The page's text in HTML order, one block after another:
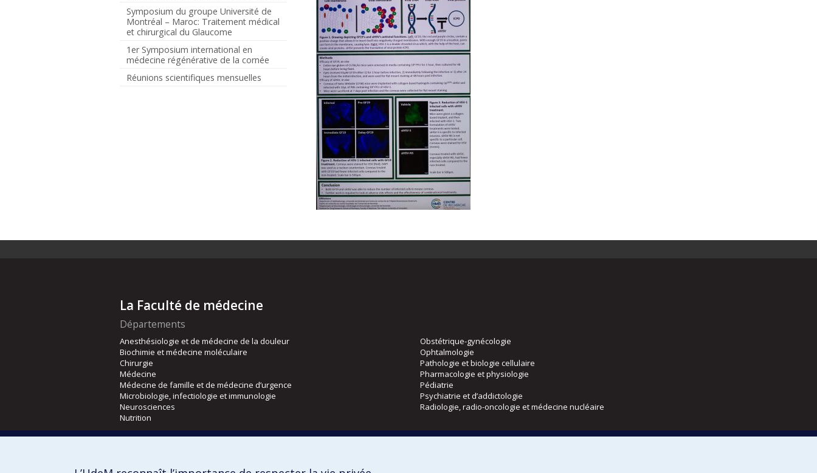
Symposium du groupe Université de
Montréal – Maroc: Traitement médical
et chirurgical du Glaucome
1er Symposium international en
médecine régénérative de la cornée
Réunions scientifiques mensuelles
La Faculté de médecine
Départements
Anesthésiologie et de médecine de la douleur
Biochimie et médecine moléculaire
Chirurgie
Médecine
Médecine de famille et de médecine d’urgence
Microbiologie, infectiologie et immunologie
Neurosciences
Nutrition
Obstétrique-gynécologie
Ophtalmologie
Pathologie et biologie cellulaire
Pharmacologie et physiologie
Pédiatrie
Psychiatrie et d’addictologie
Radiologie, radio-oncologie et médecine nucléaire